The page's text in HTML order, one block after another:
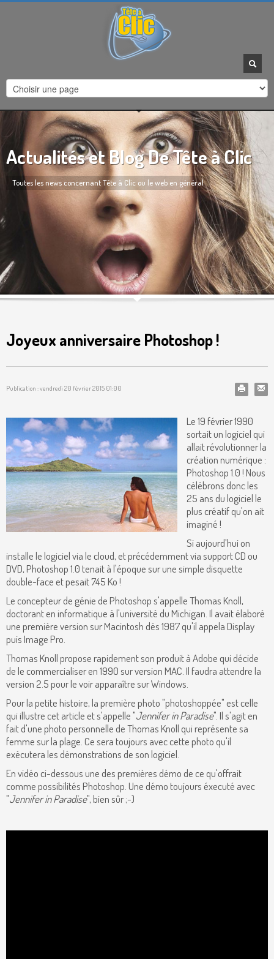
HEURES D'OUVERTURE
Actualités et Blog De Tête à Clic
Toutes les news concernant Tête à Clic ou le web en général
Joyeux anniversaire Photoshop !
Publication : vendredi 20 février 2015 01:00
Le 19 février 1990
sortait un logiciel qui
allait révolutionner la
création numérique :
Photoshop 1.0 ! Nous
célébrons donc les
25 ans du logiciel le
plus créatif qu'on ait
imaginé !
Si aujourd'hui on
installe le logiciel via le cloud, et précédemment via support CD ou
DVD, Photoshop 1.0 tenait à l'époque sur une simple disquette
double-face et pesait 745 Ko !
Le concepteur de génie de Photoshop s'appelle Thomas Knoll,
doctorant en informatique à l'université du Michigan. Il avait élaboré
une première version sur Macintosh dès 1987 qu'il appela Display
puis Image Pro.
Thomas Knoll propose rapidement son produit à Adobe qui décide
de le commercialiser en 1990 sur version MAC. Il faudra attendre la
version 2.5 pour le voir apparaître sur Windows.
Pour la petite histoire, la première photo "photoshoppée" est celle
qui illustre cet article et s'appelle "Jennifer in Paradise". Il s'agit en
fait d'une photo personnelle de Thomas Knoll qui représente sa
femme sur la plage. Ce sera toujours avec cette photo qu'il
exécutera les démonstrations de son logiciel.
En vidéo ci-dessous une des premières démo de ce qu'offrait
comme possibilités Photoshop. Une démo toujours éxecuté avec
"Jennifer in Paradise", bien sûr ;-)